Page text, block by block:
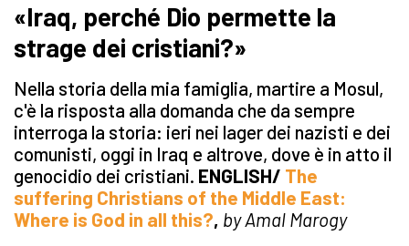
«Iraq, perché Dio permette la
strage dei cristiani?»
Nella storia della mia famiglia, martire a Mosul,
c'è la risposta alla domanda che da sempre
interroga la storia: ieri nei lager dei nazisti e dei
comunisti, oggi in Iraq e altrove, dove è in atto il
genocidio dei cristiani. ENGLISH/ The
suffering Christians of the Middle East:
Where is God in all this?, by Amal Marogy